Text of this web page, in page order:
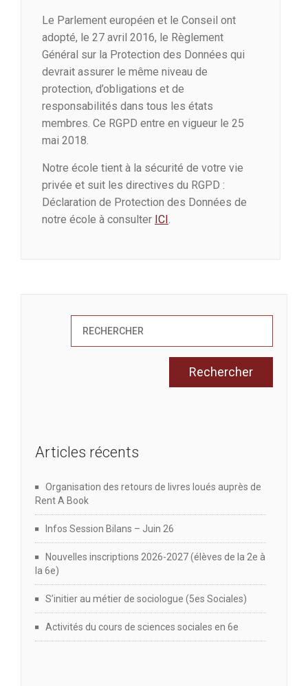
Le Parlement européen et le Conseil ont
adopté, le 27 avril 2016, le Règlement
Général sur la Protection des Données qui
devrait assurer le même niveau de
protection, d’obligations et de
responsabilités dans tous les états
membres. Ce RGPD entre en vigueur le 25
mai 2018.
Notre école tient à la sécurité de votre vie
privée et suit les directives du RGPD :
Déclaration de Protection des Données de
notre école à consulter ICI.
Articles récents
Organisation des retours de livres loués auprès de
Rent A Book
Infos Session Bilans – Juin 26
Nouvelles inscriptions 2026-2027 (élèves de la 2e à
la 6e)
S’initier au métier de sociologue (5es Sociales)
Activités du cours de sciences sociales en 6e